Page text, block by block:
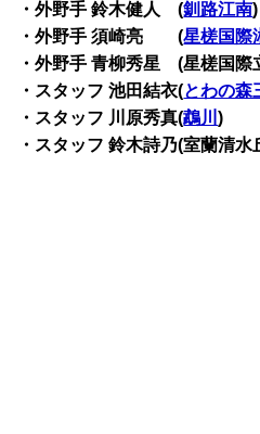
・外野手 鈴木健人 (釧路江南)
・外野手 須崎亮 (星槎国際
・外野手 青柳秀星 (星槎国際
・スタッフ 池田結衣(とわの森
・スタッフ 川原秀真(鵡川)
・スタッフ 鈴木詩乃(室蘭清水